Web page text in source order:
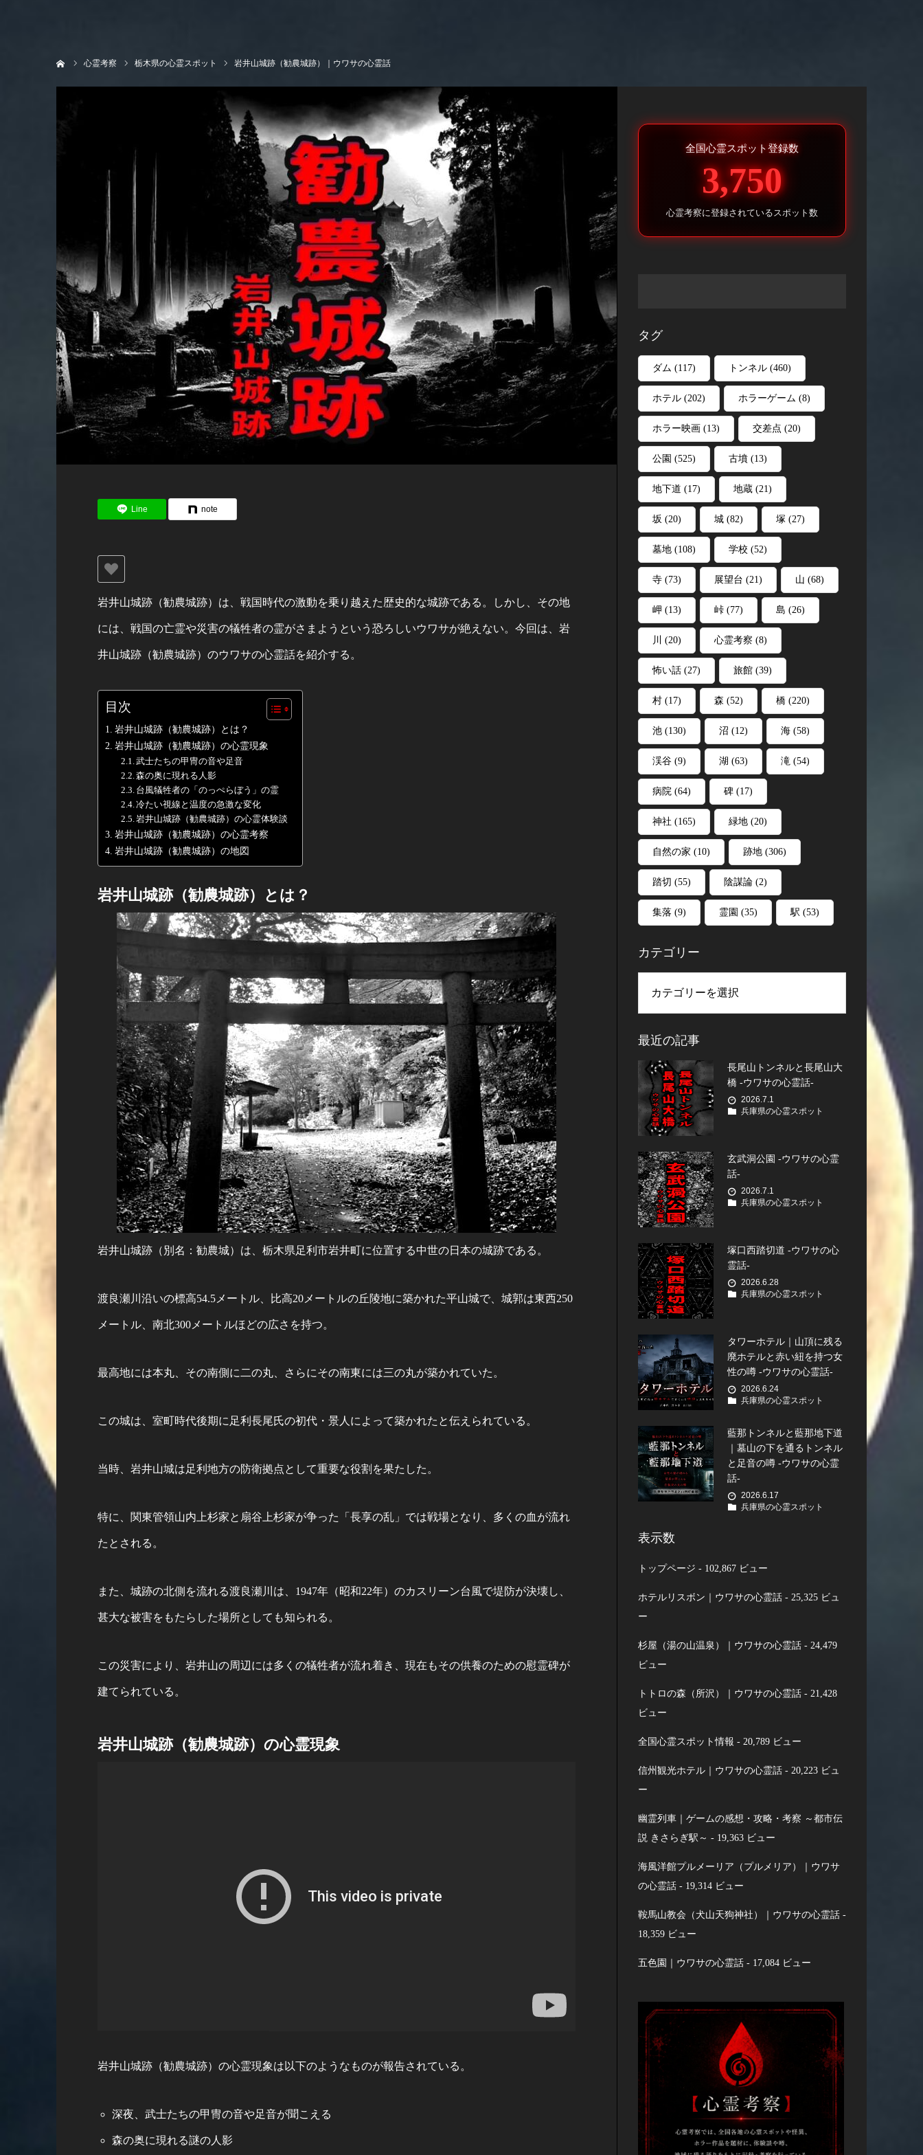
心霊考察 栃木県の心霊スポット 岩井山城跡（勧農城跡）｜ウワサの心霊話
Line note
岩井山城跡（勧農城跡）は、戦国時代の激動を乗り越えた歴史的な城跡である。しかし、その地
には、戦国の亡霊や災害の犠牲者の霊がさまようという恐ろしいウワサが絶えない。今回は、岩
井山城跡（勧農城跡）のウワサの心霊話を紹介する。
目次
岩井山城跡（勧農城跡）とは？
岩井山城跡（勧農城跡）の心霊現象
武士たちの甲冑の音や足音
森の奥に現れる人影
台風犠牲者の「のっぺらぼう」の霊
冷たい視線と温度の急激な変化
岩井山城跡（勧農城跡）の心霊体験談
岩井山城跡（勧農城跡）の心霊考察
岩井山城跡（勧農城跡）の地図
岩井山城跡（勧農城跡）とは？
岩井山城跡（別名：勧農城）は、栃木県足利市岩井町に位置する中世の日本の城跡である。
渡良瀬川沿いの標高54.5メートル、比高20メートルの丘陵地に築かれた平山城で、城郭は東西250
メートル、南北300メートルほどの広さを持つ。
最高地には本丸、その南側に二の丸、さらにその南東には三の丸が築かれていた。
この城は、室町時代後期に足利長尾氏の初代・景人によって築かれたと伝えられている。
当時、岩井山城は足利地方の防衛拠点として重要な役割を果たした。
特に、関東管領山内上杉家と扇谷上杉家が争った「長享の乱」では戦場となり、多くの血が流れ
たとされる。
また、城跡の北側を流れる渡良瀬川は、1947年（昭和22年）のカスリーン台風で堤防が決壊し、
甚大な被害をもたらした場所としても知られる。
この災害により、岩井山の周辺には多くの犠牲者が流れ着き、現在もその供養のための慰霊碑が
建てられている。
岩井山城跡（勧農城跡）の心霊現象
岩井山城跡（勧農城跡）の心霊現象は以下のようなものが報告されている。
深夜、武士たちの甲冑の音や足音が聞こえる
森の奥に現れる謎の人影
全国心霊スポット登録数
3,750
心霊考察に登録されているスポット数
タグ
ダム (117) トンネル (460)
ホテル (202) ホラーゲーム (8)
ホラー映画 (13) 交差点 (20)
公園 (525) 古墳 (13)
地下道 (17) 地蔵 (21)
坂 (20) 城 (82) 塚 (27)
墓地 (108) 学校 (52)
寺 (73) 展望台 (21) 山 (68)
岬 (13) 峠 (77) 島 (26)
川 (20) 心霊考察 (8)
怖い話 (27) 旅館 (39)
村 (17) 森 (52) 橋 (220)
池 (130) 沼 (12) 海 (58)
渓谷 (9) 湖 (63) 滝 (54)
病院 (64) 碑 (17)
神社 (165) 緑地 (20)
自然の家 (10) 跡地 (306)
踏切 (55) 陰謀論 (2)
集落 (9) 霊園 (35) 駅 (53)
カテゴリー
最近の記事
長尾山トンネルと長尾山大
橋 -ウワサの心霊話-
2026.7.1
兵庫県の心霊スポット
玄武洞公園 -ウワサの心霊
話-
2026.7.1
兵庫県の心霊スポット
塚口西踏切道 -ウワサの心
霊話-
2026.6.28
兵庫県の心霊スポット
タワーホテル｜山頂に残る
廃ホテルと赤い紐を持つ女
性の噂 -ウワサの心霊話-
2026.6.24
兵庫県の心霊スポット
藍那トンネルと藍那地下道
｜墓山の下を通るトンネル
と足音の噂 -ウワサの心霊
話-
2026.6.17
兵庫県の心霊スポット
表示数
トップページ - 102,867 ビュー
ホテルリスボン｜ウワサの心霊話 - 25,325 ビュ
ー
杉屋（湯の山温泉）｜ウワサの心霊話 - 24,479
ビュー
トトロの森（所沢）｜ウワサの心霊話 - 21,428
ビュー
全国心霊スポット情報 - 20,789 ビュー
信州観光ホテル｜ウワサの心霊話 - 20,223 ビュ
ー
幽霊列車｜ゲームの感想・攻略・考察 ～都市伝
説 きさらぎ駅～ - 19,363 ビュー
海風洋館プルメーリア（プルメリア）｜ウワサ
の心霊話 - 19,314 ビュー
鞍馬山教会（犬山天狗神社）｜ウワサの心霊話 -
18,359 ビュー
五色園｜ウワサの心霊話 - 17,084 ビュー